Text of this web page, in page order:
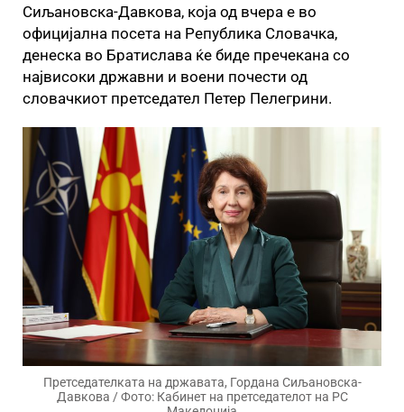
Сиљановска-Давкова, која од вчера е во
официјална посета на Република Словачка,
денеска во Братислава ќе биде пречекана со
највисоки државни и воени почести од
словачкиот претседател Петер Пелегрини.
Претседателката на државата, Гордана Сиљановска-
Давкова / Фото: Кабинет на претседателот на РС